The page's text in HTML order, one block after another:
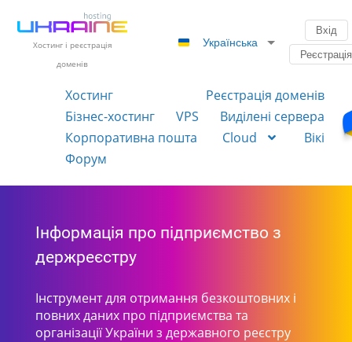
Хостинг і реєстрація
доменів
Українська
Вхід
Реєстрація
Хостинг
Реєстрація доменів
Бізнес-хостинг
VPS
Виділені сервера
Корпоративна пошта
Cloud
Вікі
Форум
Інформація про підприємство з
держреєстру
Інструмент для отримання безкоштовних і
повних даних про підприємства та
організації України з державного реєстру